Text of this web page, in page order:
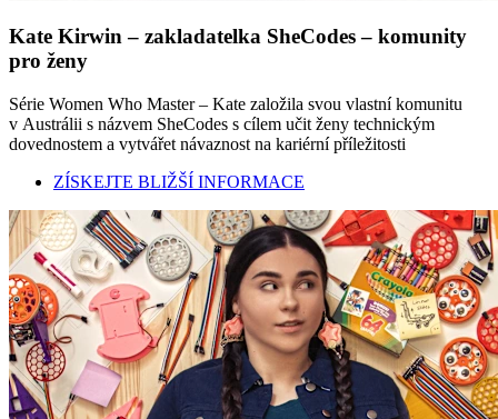
Kate Kirwin – zakladatelka SheCodes – komunity
pro ženy
Série Women Who Master – Kate založila svou vlastní komunitu
v Austrálii s názvem SheCodes s cílem učit ženy technickým
dovednostem a vytvářet návaznost na kariérní příležitosti
ZÍSKEJTE BLIŽŠÍ INFORMACE